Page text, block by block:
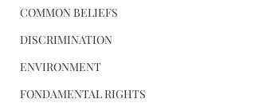
COMMON BELIEFS
DISCRIMINATION
ENVIRONMENT
FONDAMENTAL RIGHTS